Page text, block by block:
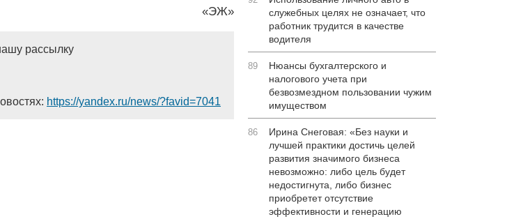
«ЭЖ»
рассылку
https://yandex.ru/news/?favid=7041
служебных целях не означает, что
работник трудится в качестве
водителя
89
Нюансы бухгалтерского и
налогового учета при
безвозмездном пользовании чужим
имуществом
86
Ирина Снеговая: «Без науки и
лучшей практики достичь целей
развития значимого бизнеса
невозможно: либо цель будет
недостигнута, либо бизнес
приобретет отсутствие
эффективности и генерацию